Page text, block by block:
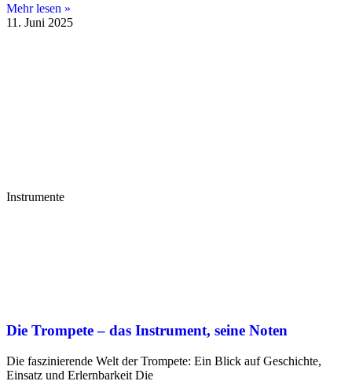
Mehr lesen »
11. Juni 2025
Instrumente
Die Trompete – das Instrument, seine Noten
Die faszinierende Welt der Trompete: Ein Blick auf Geschichte,
Einsatz und Erlernbarkeit Die